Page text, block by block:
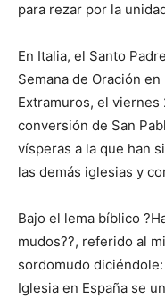
para rezar por la
En Italia, el Santo
Semana de Oración
Extramuros, el
conversión de San
vísperas a la que han
las demás iglesias y
Bajo el lema bíblico
mudos??, referido al
sordomudo diciéndole:
Iglesia en España se